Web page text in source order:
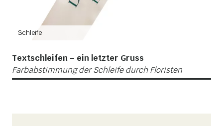
Schleife
Textschleifen – ein letzter Gruss
Farbabstimmung der Schleife durch Floristen